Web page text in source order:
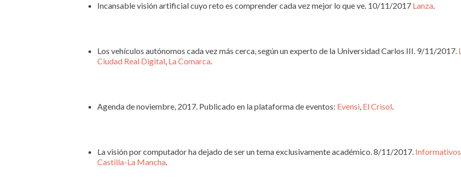
Incansable visión artificial cuyo reto es comprender cada vez mejor lo que ve. 10/11/2017 Lanza.
Los vehículos autónomos cada vez más cerca, según un experto de la Universidad Carlos III. 9/11/2017.
Ciudad Real Digital, La Comarca.
Agenda de noviembre, 2017. Publicado en la plataforma de eventos: Evensi, El Crisol.
La visión por computador ha dejado de ser un tema exclusivamente académico. 8/11/2017. Informativos
Castilla-La Mancha.